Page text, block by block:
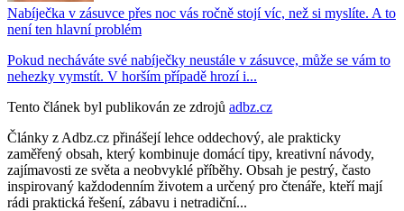
Nabíječka v zásuvce přes noc vás ročně stojí víc, než si myslíte. A to
není ten hlavní problém
Pokud necháváte své nabíječky neustále v zásuvce, může se vám to
nehezky vymstít. V horším případě hrozí i...
Tento článek byl publikován ze zdrojů adbz.cz
Články z Adbz.cz přinášejí lehce oddechový, ale prakticky
zaměřený obsah, který kombinuje domácí tipy, kreativní návody,
zajímavosti ze světa a neobvyklé příběhy. Obsah je pestrý, často
inspirovaný každodenním životem a určený pro čtenáře, kteří mají
rádi praktická řešení, zábavu i netradiční...